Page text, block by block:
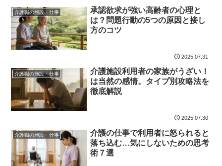
介護職の施設・仕事
承認欲求が強い高齢者の心理と
は？問題行動の5つの原因と接し
方のコツ
2025.07.31
介護職の施設・仕事
介護施設利用者の家族がうざい！
は当然の感情。タイプ別攻略法を
徹底解説
2025.07.30
介護職の施設・仕事
介護の仕事で利用者に怒られると
落ち込む…気にしないための思考
術７選